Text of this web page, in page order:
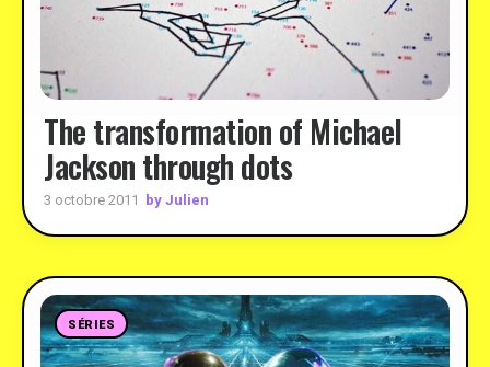
The transformation of Michael
Jackson through dots
3 octobre 2011 by Julien
SÉRIES